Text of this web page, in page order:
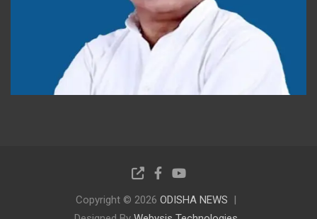
Copyright © 2026 ODISHA NEWS